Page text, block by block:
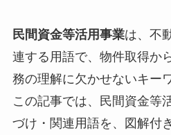
民間資金等活用事業は、不
連する用語で、物件取得か
務の理解に欠かせないキー
この記事では、民間資金等
づけ・関連用語を、図解付